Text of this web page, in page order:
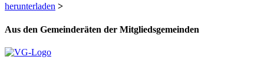
herunterladen >
Aus den Gemeinderäten der Mitgliedsgemeinden